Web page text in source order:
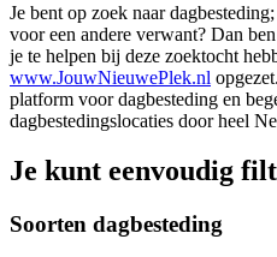
Je bent op zoek naar
voor een andere verwant? Dan
je te helpen bij deze zoektocht
www.JouwNieuwePlek.nl
platform voor dagbesteding en
dagbestedingslocaties door heel
Je kunt eenvoudig
Soorten dagbesteding